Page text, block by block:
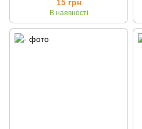
15 грн
В наявності